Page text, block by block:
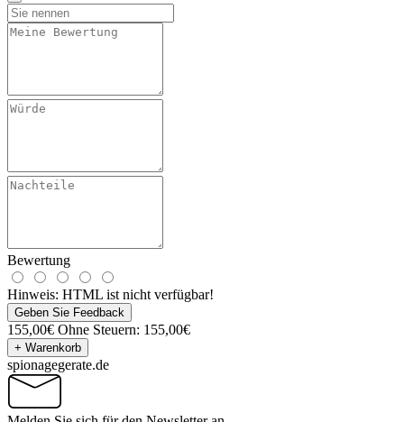
Bewertung
Hinweis: HTML ist nicht verfügbar!
Geben Sie Feedback
155,00€ Ohne Steuern: 155,00€
+ Warenkorb
spionagegerate.de